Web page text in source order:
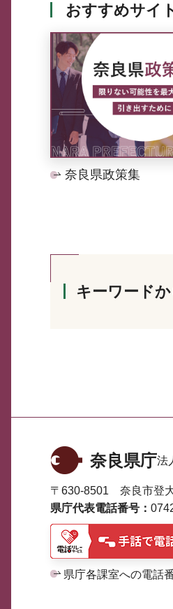
おすすめサイ
奈良県政策集
キーワード
奈良県庁法
〒630-8501 奈良市登
県庁代表電話番号：
県庁各課室への電話